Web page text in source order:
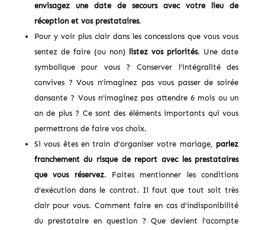
envisagez une date de secours avec votre lieu de
réception et vos prestataires.
Pour y voir plus clair dans les concessions que vous vous
sentez de faire (ou non) listez vos priorités. Une date
symbolique pour vous ? Conserver l’intégralité des
convives ? Vous n’imaginez pas vous passer de soirée
dansante ? Vous n’imaginez pas attendre 6 mois ou un
an de plus ? Ce sont des éléments importants qui vous
permettrons de faire vos choix.
Si vous êtes en train d’organiser votre mariage, parlez
franchement du risque de report avec les prestataires
que vous réservez. Faites mentionner les conditions
d’exécution dans le contrat. Il faut que tout soit très
clair pour vous. Comment faire en cas d’indisponibilité
du prestataire en question ? Que devient l’acompte